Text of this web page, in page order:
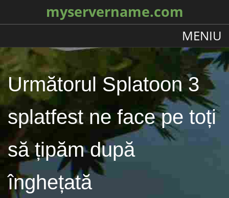
myservername.com
MENIU
Următorul Splatoon 3
splatfest ne face pe toți
să țipăm după
înghețată